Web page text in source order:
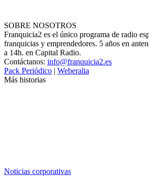
SOBRE NOSOTROS
Franquicia2 es el único programa de radio
franquicias y emprendedores. 5 años en
a 14h. en Capital Radio.
Contáctanos: info@franquicia2.es
Pack Periódico | Weberalia
Más historias
Noticias corporativas